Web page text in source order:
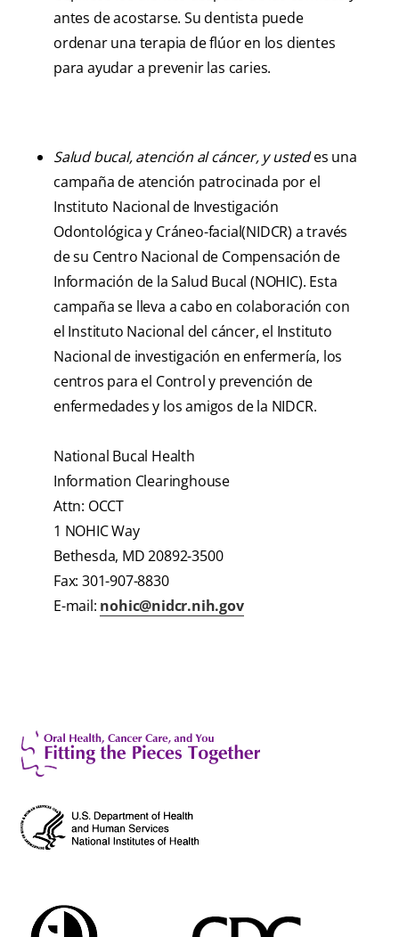
antes de acostarse. Su dentista puede
ordenar una terapia de flúor en los dientes
para ayudar a prevenir las caries.
Salud bucal, atención al cáncer, y ustedes una
campaña de atención patrocinada por el
Instituto Nacional de Investigación
Odontológica y Cráneo-facial(NIDCR) a través
de su Centro Nacional de Compensación de
Información de la Salud Bucal (NOHIC). Esta
campaña se lleva a cabo en colaboración con
el Instituto Nacional del cáncer, el Instituto
Nacional de investigación en enfermería, los
centros para el Control y prevención de
enfermedades y los amigos de la NIDCR.
National Bucal Health
Information Clearinghouse
Attn: OCCT
1 NOHIC Way
Bethesda, MD 20892-3500
Fax: 301-907-8830
E-mail: nohic@nidcr.nih.gov